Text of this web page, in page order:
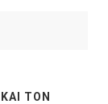
ΤΟΝ